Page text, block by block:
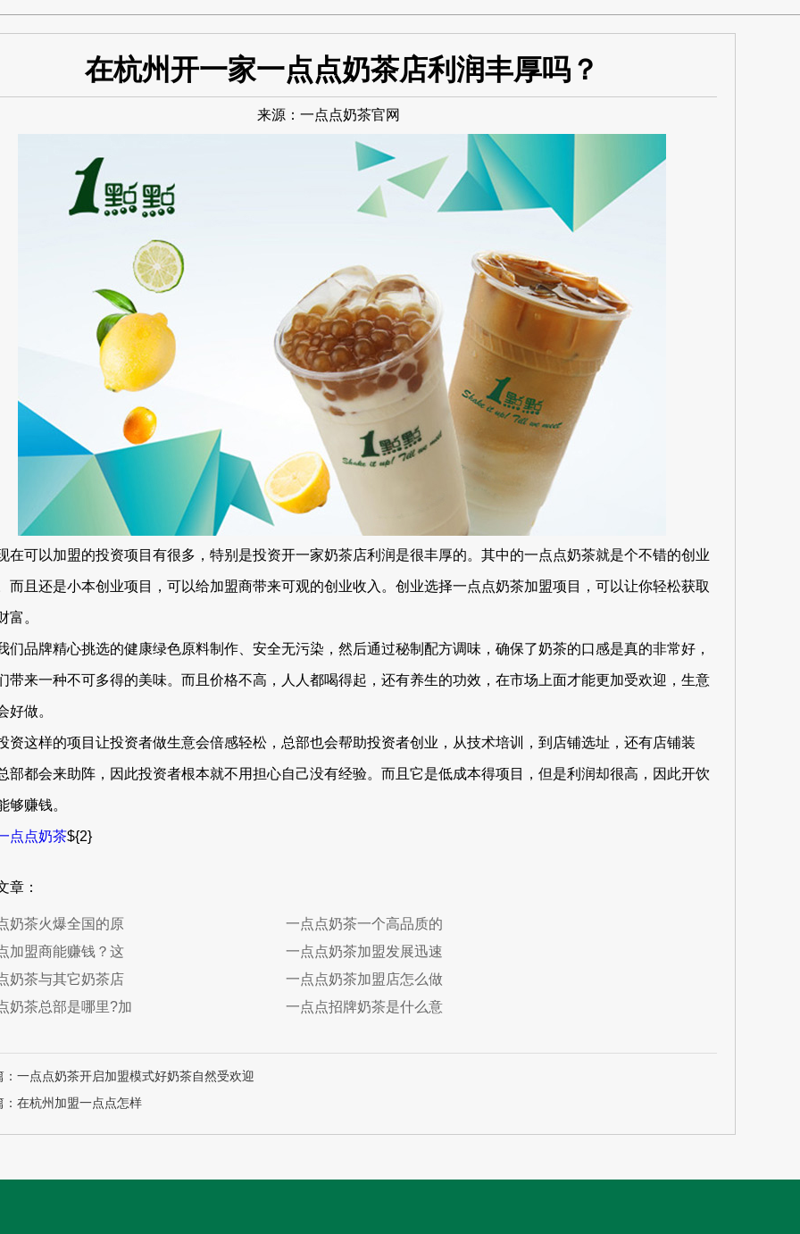
在杭州开一家一点点奶茶店利润丰厚吗？
来源： 一点点奶茶官网
在可以加盟的投资项目有很多，特别是投资开一家奶茶店利润是很丰厚的。其中的一点点奶茶就是个不错的创业
而且还是小本创业项目，可以给加盟商带来可观的创业收入。创业选择一点点奶茶加盟项目，可以让你轻松获取
富。
们品牌精心挑选的健康绿色原料制作、安全无污染，然后通过秘制配方调味，确保了奶茶的口感是真的非常好，
带来一种不可多得的美味。而且价格不高，人人都喝得起，还有养生的功效，在市场上面才能更加受欢迎，生意
好做。
资这样的项目让投资者做生意会倍感轻松，总部也会帮助投资者创业，从技术培训，到店铺选址，还有店铺装
部都会来助阵，因此投资者根本就不用担心自己没有经验。而且它是低成本得项目，但是利润却很高，因此开饮
够赚钱。
点点奶茶${2}
章：
奶茶火爆全国的原
一点点奶茶一个高品质的
加盟商能赚钱？这
一点点奶茶加盟发展迅速
奶茶与其它奶茶店
一点点奶茶加盟店怎么做
奶茶总部是哪里?加
一点点招牌奶茶是什么意
：一点点奶茶开启加盟模式好奶茶自然受欢迎
：在杭州加盟一点点怎样